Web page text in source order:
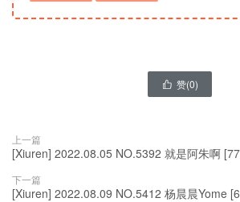
 赞(0)
上一篇
[Xiuren] 2022.08.05 NO.5392 就是阿朱啊
下一篇
[Xiuren] 2022.08.09 NO.5412 杨晨晨Yome